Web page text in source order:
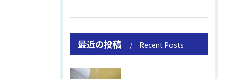
最近の投稿 Recent Posts